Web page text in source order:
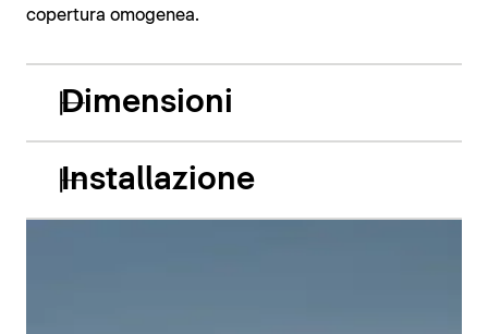
copertura omogenea.
Dimensioni
Installazione